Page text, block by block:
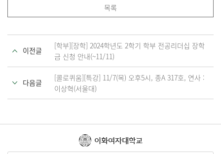
목록
이전글
[학부][장학] 2024학년도 2학기 학부 전공리더십 장학
금 신청 안내(~11/11)
다음글
[콜로퀴움][특강] 11/7(목) 오후5시, 종A 317호, 연사 :
이상혁(서울대)
이화여자대학교